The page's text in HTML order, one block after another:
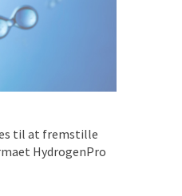
til at fremstille
HydrogenPro